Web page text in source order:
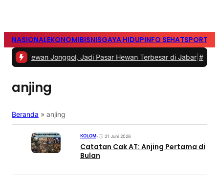
NASIONALEKONOMIBISNISGAYA HIDUPINFO SEHATSPORTS
Jonggol, Jadi Pasar Hewan Terbesar di Jabar|#2 -Polisi
anjing
Beranda » anjing
KOLOM• 21 Juni 2026
Catatan Cak AT: Anjing Pertama di
Bulan